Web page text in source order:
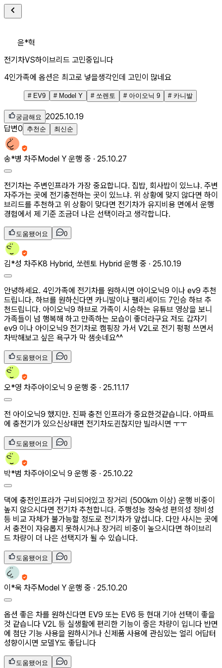
윤*혁
전기차VS하이브리드 고민중입니다
4인가족에 옵션은 최고로 넣을생각인데 고민이 많네요
# EV9 # Model Y # 쏘렌토 # 아이오닉 9 # 카니발
궁금해요 2025.10.19
답변0 추천순 최신순
송*병 차주Model Y 운행 중 · 25.10.27
전기차는 주변인프라가 가장 중요합니다. 집밥, 회사밥이 있느냐. 주변
자주가는 곳에 전기충전하는 곳이 있느냐. 위 상황에 맞지 않다면 하이
브리드를 추천하고 위 상황이 맞다면 전기차가 유지비용 면에서 운행
경험에서 제 기준 조금더 나은 선택이라고 생각합니다.
도움됐어요 0
김*성 차주K8 Hybrid, 쏘렌토 Hybrid 운행 중 · 25.10.19
안녕하세요. 4인가족에 전기차를 원하시면 아이오닉9 이나 ev9 추천
드립니다. 하브를 원하신다면 카니발이나 팰리세이드 7인승 하브 추
천드립니다. 아이오닉9 하브로 가족이 시승하는 유튜브 영상을 보니
가족들이 넘 행복해 하고 만족하는 모습이 좋더라구요 저도 갑자기
ev9 이나 아이오닉9 전기차로 캠핑장 가서 V2L로 전기 펑펑 쓰면서
차박해보고 싶은 욕구가 막 샘솟네요^^
도움됐어요 0
오*영 차주아이오닉 9 운행 중 · 25.11.17
전 아이오닉9 했지만. 진짜 충전 인프라가 중요한것같습니다. 아파트
에 충전기가 있으신상태면 전기차도괸찮지만 빌라시면 ㅜㅜ
도움됐어요 0
박*범 차주아이오닉 9 운행 중 · 25.10.22
댁에 충전인프라가 구비되어있고 장거리 (500km 이상) 운행 비중이
높지 않으시다면 전기차 추천합니다. 주행성능 정숙성 편의성 정비성
등 비교 자체가 불가능할 정도로 전기차가 앞섭니다. 다만 사시는 곳에
서 충전이 자유롭지 못하시거나 장거리 비중이 높으시다면 하이브리
드 차량이 더 나은 선택지가 될 수 있습니다.
도움됐어요 0
이*욱 차주Model Y 운행 중 · 25.10.20
옵션 좋은 차를 원하신다면 EV9 또는 EV6 등 현대 기아 선택이 좋을
것 같습니다 V2L 등 실생활에 편리한 기능이 즣은 차량이 입니다 반면
에 첨단 기능 사용을 원하시거나 신제품 사용에 관심있는 얼리 어답터
성향이시면 모델Y도 좋답니다
도움됐어요 0